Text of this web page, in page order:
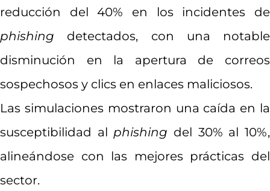
reducción del 40% en los incidentes de
phishing detectados, con una notable
disminución en la apertura de correos
sospechosos y clics en enlaces maliciosos.
Las simulaciones mostraron una caída en la
susceptibilidad al phishing del 30% al 10%,
alineándose con las mejores prácticas del
sector.